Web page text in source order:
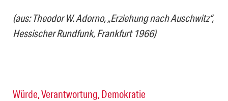
(aus: Theodor W. Adorno, „Erziehung nach Auschwitz“,
Hessischer Rundfunk, Frankfurt 1966)
Würde, Verantwortung, Demokratie